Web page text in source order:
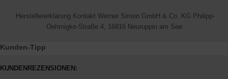
Herstellererklärung Kontakt Werner Simon GmbH & Co. KG Philipp-
Oehmigke-Straße 4, 16816 Neuruppin am See
Kunden-Tipp
KUNDENREZENSIONEN: